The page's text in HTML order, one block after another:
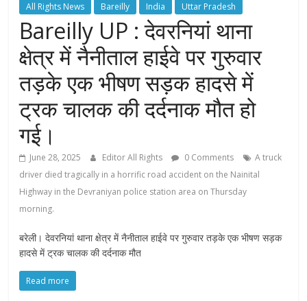
All Rights News Bareilly India Uttar Pradesh
Bareilly UP : देवरनियां थाना
क्षेत्र में नैनीताल हाईवे पर गुरुवार
तड़के एक भीषण सड़क हादसे में
ट्रक चालक की दर्दनाक मौत हो
गई।
June 28, 2025 Editor All Rights 0 Comments
A truck
driver died tragically in a horrific road accident on the Nainital
Highway in the Devraniyan police station area on Thursday
morning.
बरेली। देवरनियां थाना क्षेत्र में नैनीताल हाईवे पर गुरुवार तड़के एक भीषण सड़क
हादसे में ट्रक चालक की दर्दनाक मौत
Read more